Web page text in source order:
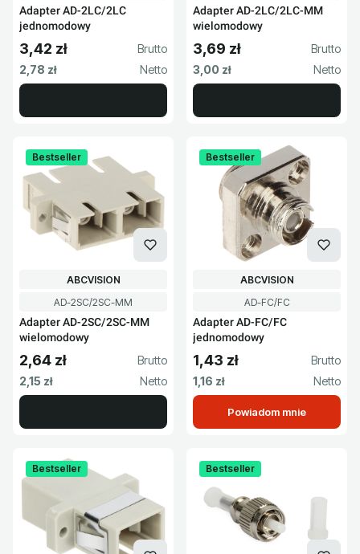
Adapter AD-2LC/2LC
jednomodowy
Cena brutto
3,42 zł
Cena netto
2,78 zł
Adapter AD-2LC/2LC-MM
wielomodowy
Cena brutto
3,69 zł
Cena netto
3,00 zł
Bestseller
Kod produktu
AD-2SC/2SC-MM
Adapter AD-2SC/2SC-MM
wielomodowy
PRODUCENT
ABCVISION
Cena brutto
2,64 zł
Cena netto
2,15 zł
Bestseller
Kod produktu
AD-FC/FC
Adapter AD-FC/FC
jednomodowy
PRODUCENT
ABCVISION
Cena brutto
1,43 zł
Cena netto
1,16 zł
Powiadom mnie
Bestseller Bestseller